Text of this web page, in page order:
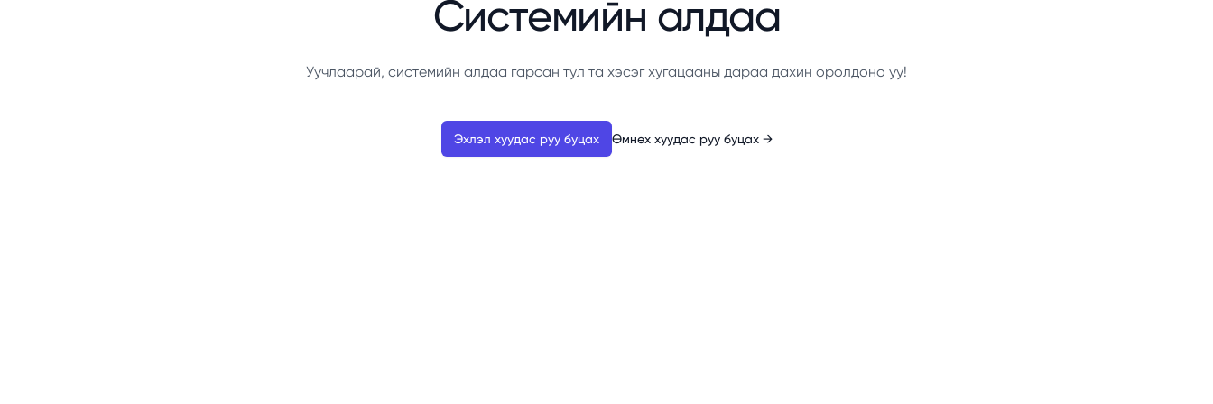
Системийн алдаа
Уучлаарай, системийн алдаа гарсан тул та хэсэг хугацааны дараа дахин оролдоно уу!
Эхлэл хуудас руу буцах Өмнөх хуудас руу буцах →